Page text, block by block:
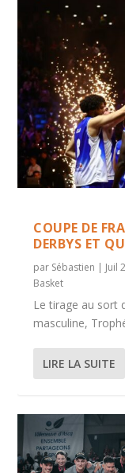
COUPE DE
DERBYS ET
par Sébastien | Juil
Basket
Le tirage au sort
masculine,
LIRE LA SUITE